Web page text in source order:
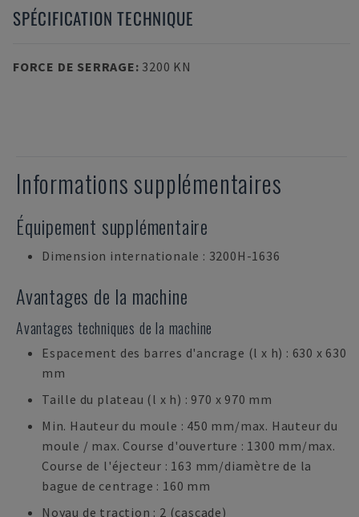
SPÉCIFICATION TECHNIQUE
FORCE DE SERRAGE: 3200 KN
Informations supplémentaires
Équipement supplémentaire
Dimension internationale : 3200H-1636
Avantages de la machine
Avantages techniques de la machine
Espacement des barres d'ancrage (l x h) : 630 x 630
mm
Taille du plateau (l x h) : 970 x 970 mm
Min. Hauteur du moule : 450 mm/max. Hauteur du
moule / max. Course d'ouverture : 1300 mm/max.
Course de l'éjecteur : 163 mm/diamètre de la
bague de centrage : 160 mm
Noyau de traction : 2 (cascade)